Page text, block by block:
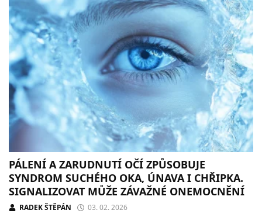
PÁLENÍ A ZARUDNUTÍ OČÍ ZPŮSOBUJE
SYNDROM SUCHÉHO OKA, ÚNAVA I CHŘIPKA.
SIGNALIZOVAT MŮŽE ZÁVAŽNÉ ONEMOCNĚNÍ
RADEK ŠTĚPÁN 03. 02. 2026